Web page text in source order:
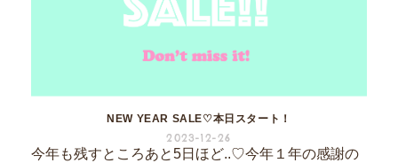
NEW YEAR SALE♡本日スタート！
2023-12-26
今年も残すところあと5日ほど..♡今年１年の感謝の